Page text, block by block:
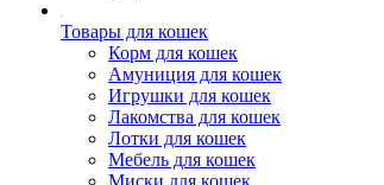
Товары для кошек
Корм для кошек
Амуниция для кошек
Игрушки для кошек
Лакомства для кошек
Лотки для кошек
Мебель для кошек
Миски для кошек